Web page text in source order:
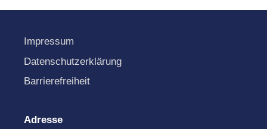
Impressum
Datenschutzerklärung
Barrierefreiheit
Adresse